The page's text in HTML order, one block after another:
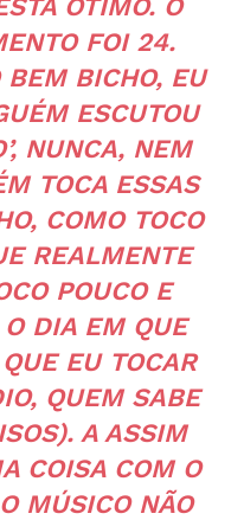
ÓTIMO. O
FOI 24.
BEM BICHO, EU
ESCUTOU
NUNCA, NEM
TOCA ESSAS
COMO TOCO
REALMENTE
POUCO E
O DIA EM QUE
EU TOCAR
QUEM SABE
A ASSIM
COISA COM O
MÚSICO NÃO